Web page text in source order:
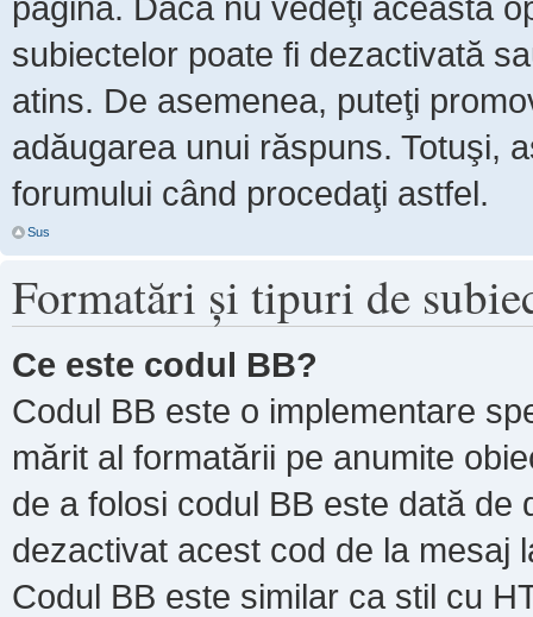
subiectelor poate fi dezactivată
atins. De asemenea, puteţi
adăugarea unui răspuns. Totuşi,
forumului când procedaţi astfel.
Sus
Formatări şi tipuri de
Ce este codul BB?
Codul BB este o implementare
mărit al formatării pe anumite
de a folosi codul BB este dată de
dezactivat acest cod de la mesaj
Codul BB este similar ca stil cu